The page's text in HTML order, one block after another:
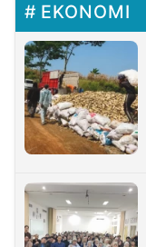
EKONOMI